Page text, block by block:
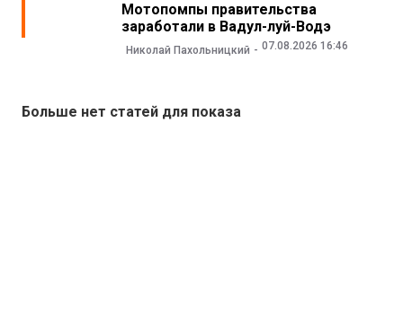
Мотопомпы правительства
заработали в Вадул-луй-Водэ
Николай Пахольницкий 07.08.2026 16:46
Больше нет статей для показа